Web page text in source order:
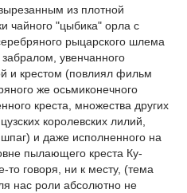
из плотной
чайного "цыбика" орла с
рыцарского шлема
увенчанного
и крестом (повлиял фильм
же осьмиконечного
креста, множества других
королевских лилий,
и даже исполненного на
пылающего креста Ку-
говоря, ни к месту, (тема
нас роли абсолютно не